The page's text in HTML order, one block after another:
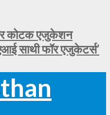
कोटक एजुकेशन
साथी फॉर एजुकेटर्स’